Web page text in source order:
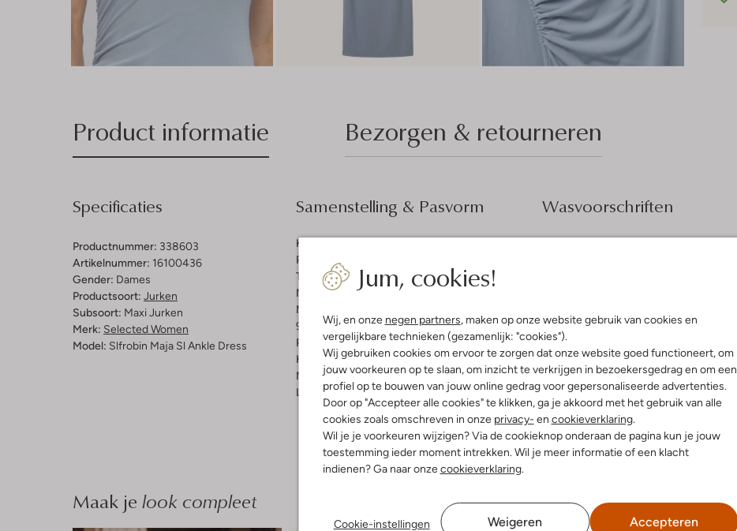
Jum, cookies!
Wij, en onze negen partners, maken op onze website gebruik van cookies en
vergelijkbare technieken (gezamenlijk: "cookies").
Wij gebruiken cookies om ervoor te zorgen dat onze website goed functioneert, om
jouw voorkeuren op te slaan, om inzicht te verkrijgen in bezoekersgedrag en om een
profiel op te bouwen van jouw online gedrag voor gepersonaliseerde advertenties.
Door op "Accepteer alle cookies" te klikken, ga je akkoord met het gebruik van alle
cookies zoals omschreven in onze privacy- en cookieverklaring.
Wil je je voorkeuren wijzigen? Via de cookieknop onderaan de pagina kun je jouw
toestemming ieder moment intrekken. Wil je meer informatie of een klacht
indienen? Ga naar onzecookieverklaring.
Cookie-instellingen Weigeren Accepteren
Product informatie Bezorgen & retourneren
Specificaties
Productnummer: 338603
Artikelnummer: 16100436
Gender: Dames
Productsoort: Jurken
Subsoort: Maxi Jurken
Merk: Selected Women
Model: Slfrobin Maja Sl Ankle Dress
Samenstelling & Pasvorm
Kleur:
Patroon:
Trends:Classic Tailoring, Bruiloft
Materiaal:
Viscose
Materiaalpercentages:
95 % Polyester, 5 % Elastaan
Pasvorm:Aansluitend
Halslijn:Opstaande Kraag
Mouwlengte:Mouwloos
Lengte:Lang
Wasvoorschriften
Gewone chemische reiniging
Maak je look compleet